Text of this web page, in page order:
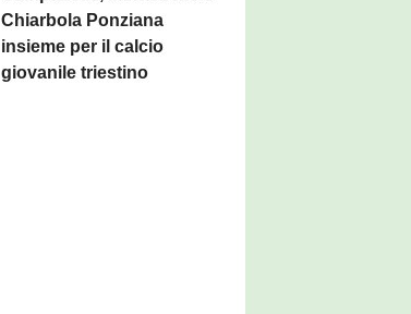
Chiarbola Ponziana
insieme per il calcio
giovanile triestino